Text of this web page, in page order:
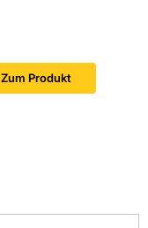
Zum Produkt